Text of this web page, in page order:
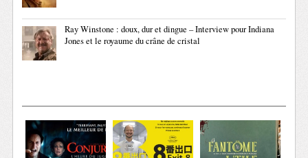
Ray Winstone : doux, dur et dingue – Interview pour Indiana
Jones et le royaume du crâne de cristal